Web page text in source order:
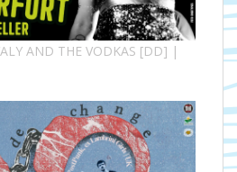
AND THE VODKAS [DD] |